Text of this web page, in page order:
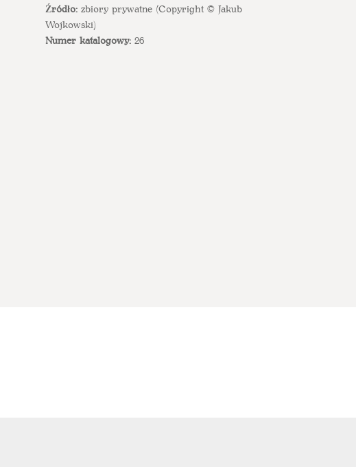
Źródło:zbiory prywatne (Copyright © Jakub
Wojkowski)
Numer katalogowy:26